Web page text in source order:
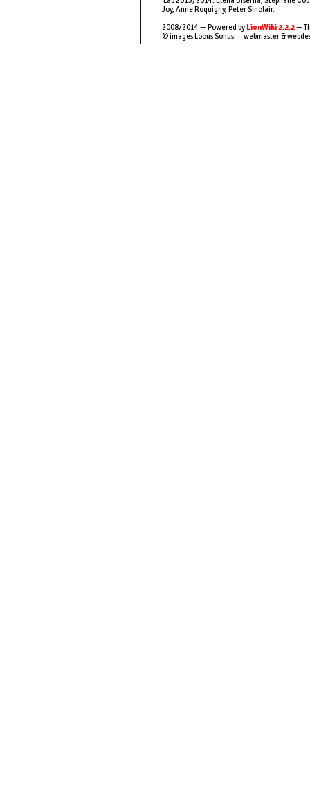
Joy, Anne Roquigny, Peter Sinclair.
2008/2014 — Powered by LionWiki 2.2.2—
© images Locus Sonus webmaster &